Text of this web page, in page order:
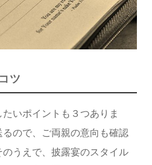
ツ
いポイントも３つありま
ので、ご両親の意向も確認
うえで、披露宴のスタイル